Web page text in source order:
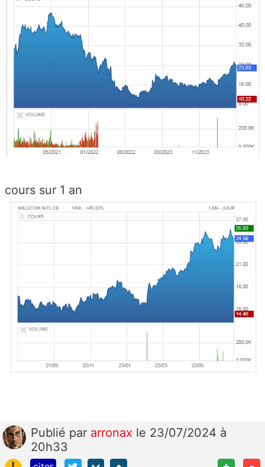
cours sur 1 an
Publié par arronax le 23/07/2024 à
20h33